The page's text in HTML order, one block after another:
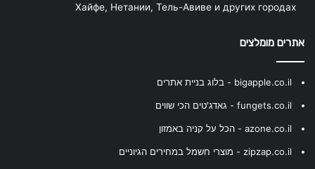
Хайфе, Нетании, Тель-Авиве и других городах
אתרים מומלצים
bigapple.co.il - בלוג בניית אתרים
fungets.co.il - גאדג'טים הכי שווים
azone.co.il - הכל על קניה באמזון
zipzap.co.il - מוצרי חשמל במחירים הגיוניים